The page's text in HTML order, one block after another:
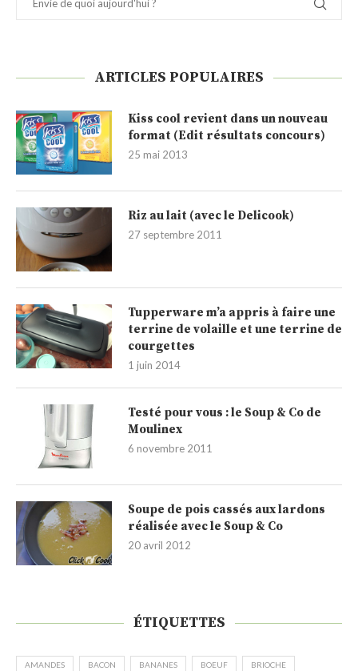
ARTICLES POPULAIRES
Kiss cool revient dans un nouveau
format (Edit résultats concours)
25 mai 2013
Riz au lait (avec le Delicook)
27 septembre 2011
Tupperware m’a appris à faire une
terrine de volaille et une terrine de
courgettes
1 juin 2014
Testé pour vous : le Soup & Co de
Moulinex
6 novembre 2011
Soupe de pois cassés aux lardons
réalisée avec le Soup & Co
20 avril 2012
ÉTIQUETTES
AMANDES BACON BANANES BOEUF BRIOCHE